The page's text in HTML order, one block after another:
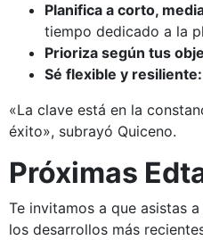
Planifica a corto,
tiempo dedicado a la
Prioriza según tus
Sé flexible y resiliente:
«La clave está en la
éxito», subrayó Quiceno.
Próximas
Te invitamos a que asistas
los desarrollos más